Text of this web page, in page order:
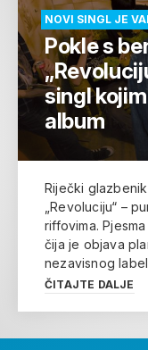
NOVI SINGL JE
Pokle s
singl
album
Riječki
„Revoluciju“ –
riffovima.
čija je objava
nezavisnog
ČITAJTE DALJE